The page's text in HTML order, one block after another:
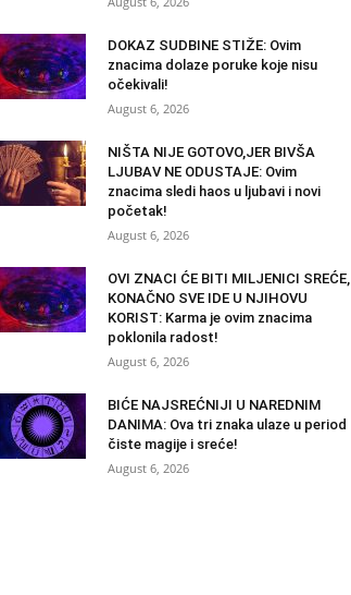
DOKAZ SUDBINE STIŽE: Ovim
znacima dolaze poruke koje nisu
očekivali!
August 6, 2026
NIŠTA NIJE GOTOVO,JER BIVŠA
LJUBAV NE ODUSTAJE: Ovim
znacima sledi haos u ljubavi i novi
početak!
August 6, 2026
OVI ZNACI ĆE BITI MILJENICI SREĆE,
KONAČNO SVE IDE U NJIHOVU
KORIST: Karma je ovim znacima
poklonila radost!
August 6, 2026
BIĆE NAJSREĆNIJI U NAREDNIM
DANIMA: Ova tri znaka ulaze u period
čiste magije i sreće!
August 6, 2026